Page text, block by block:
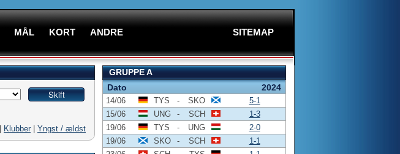
MÅL KORT ANDRE SITEMAP
Klubber Yngst / ældst
GRUPPE A
Dato
2024
14/06 TYS - SKO
5-1
15/06
UNG - SCH
1-3
19/06
TYS - UNG
2-0
19/06
SKO - SCH
1-1